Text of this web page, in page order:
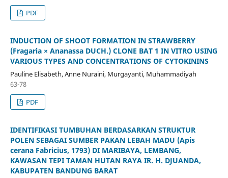
PDF
INDUCTION OF SHOOT FORMATION IN STRAWBERRY
(Fragaria × Ananassa DUCH.) CLONE BAT 1 IN VITRO USING
VARIOUS TYPES AND CONCENTRATIONS OF CYTOKININS
Pauline Elisabeth, Anne Nuraini, Murgayanti, Muhammadiyah
63-78
PDF
IDENTIFIKASI TUMBUHAN BERDASARKAN STRUKTUR
POLEN SEBAGAI SUMBER PAKAN LEBAH MADU (Apis
cerana Fabricius, 1793) DI MARIBAYA, LEMBANG,
KAWASAN TEPI TAMAN HUTAN RAYA IR. H. DJUANDA,
KABUPATEN BANDUNG BARAT